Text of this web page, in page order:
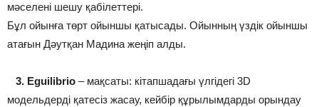
мәселені шешу қабілеттері.
Бұл ойынға төрт ойыншы қатысады. Ойынның үздік ойыншы
атағын Дәутқан Мадина жеңіп алды.
3. Eguilibrio – мақсаты: кітапшадағы үлгідегі 3D
модельдерді қатесіз жасау, кейбір құрылымдарды орындау